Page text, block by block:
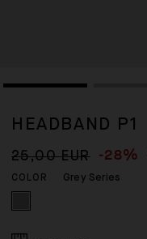
HEADBAND P1
25,00 EUR -28%
COLOR Grey Series